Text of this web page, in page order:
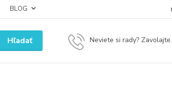
BLOG
Hľadať Neviete si rady? Zavolajte.